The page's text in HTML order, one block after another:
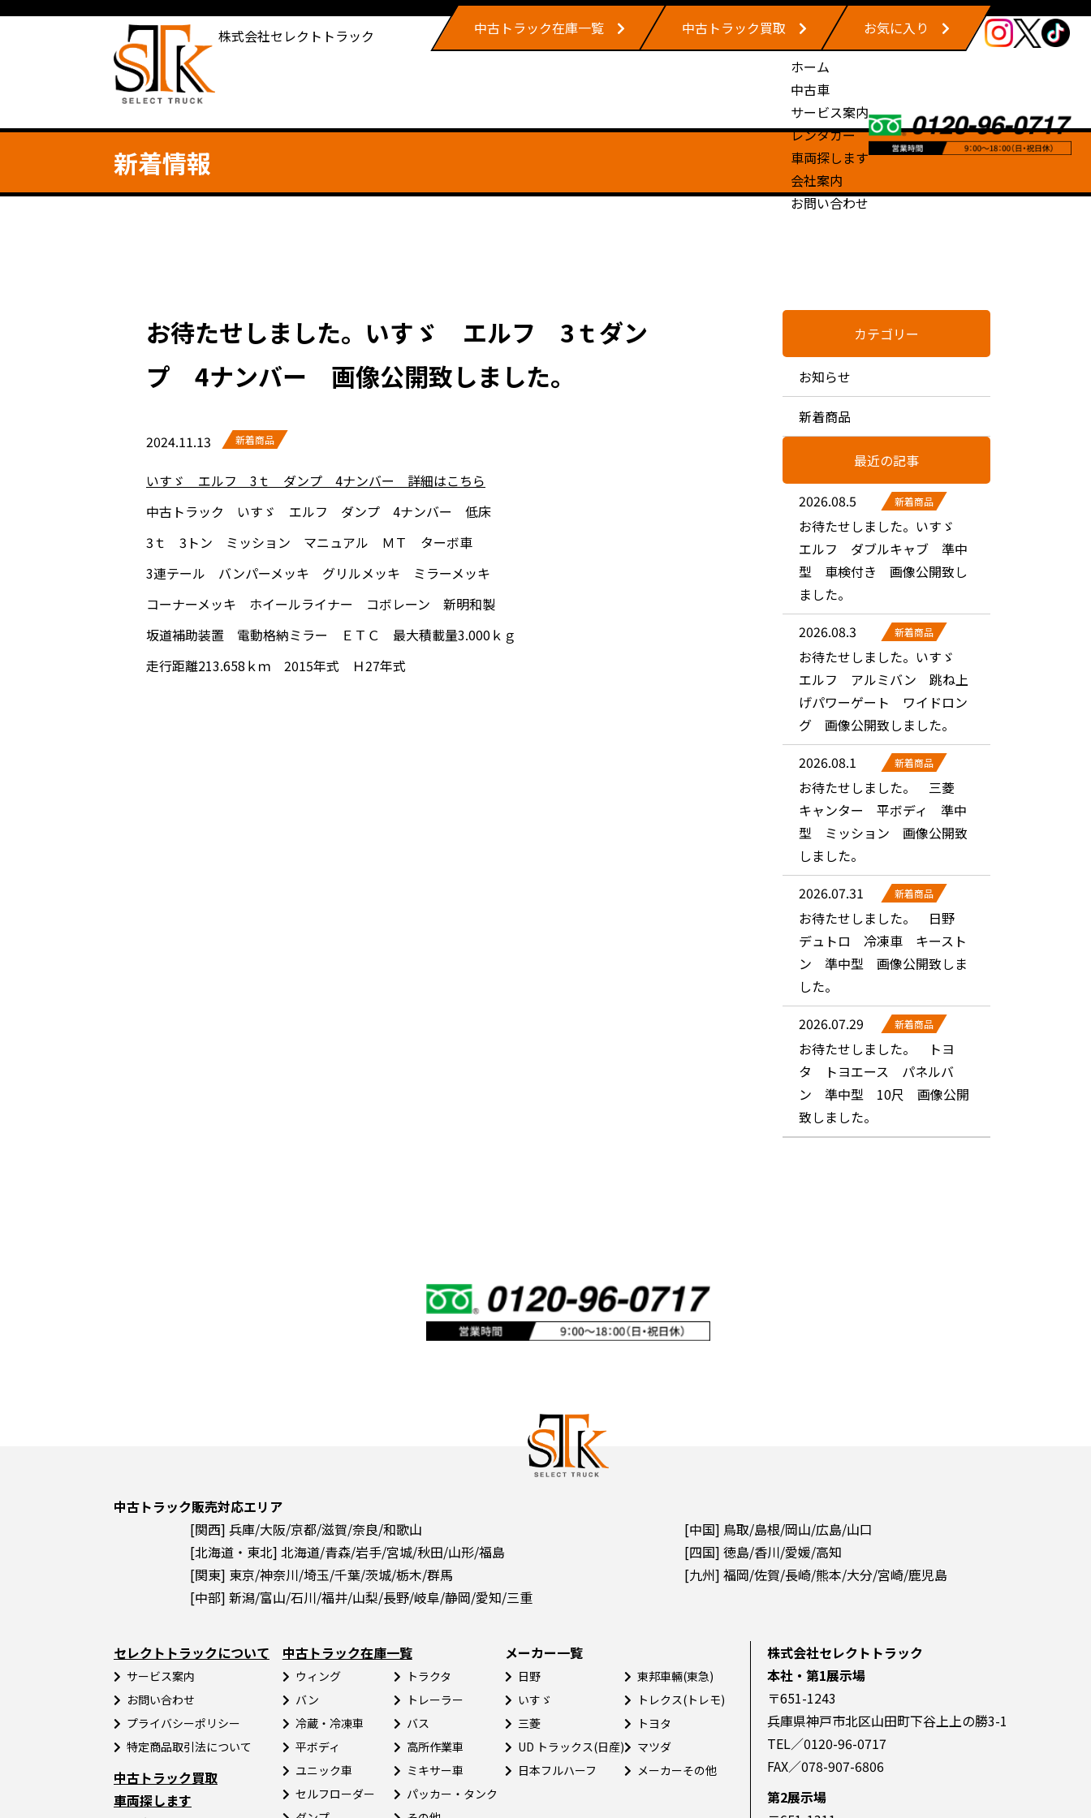
株式会社セレクトトラック 中古トラック在庫一覧 中古トラック買取
お気に入り
ホーム
中古車
サービス案内
レンタカー
車両探します
会社案内
お問い合わせ
新着情報
お待たせしました。いすゞ エルフ 3ｔダン
プ 4ナンバー 画像公開致しました。
2024.11.13 新着商品
いすゞ エルフ 3ｔ ダンプ 4ナンバー 詳細はこちら
中古トラック いすゞ エルフ ダンプ 4ナンバー 低床
3ｔ 3トン ミッション マニュアル ＭＴ ターボ車
3連テール バンパーメッキ グリルメッキ ミラーメッキ
コーナーメッキ ホイールライナー コボレーン 新明和製
坂道補助装置 電動格納ミラー ＥＴＣ 最大積載量3.000ｋｇ
走行距離213.658ｋｍ 2015年式 Ｈ27年式
カテゴリー
お知らせ
新着商品
最近の記事
2026.08.5 新着商品
お待たせしました。いすゞ
エルフ ダブルキャブ 準中
型 車検付き 画像公開致し
ました。
2026.08.3
新着商品
お待たせしました。いすゞ
エルフ アルミバン 跳ね上
げパワーゲート ワイドロン
グ 画像公開致しました。
2026.08.1
新着商品
お待たせしました。 三菱
キャンター 平ボディ 準中
型 ミッション 画像公開致
しました。
2026.07.31
新着商品
お待たせしました。 日野
デュトロ 冷凍車 キースト
ン 準中型 画像公開致しま
した。
2026.07.29
新着商品
お待たせしました。 トヨ
タ トヨエース パネルバ
ン 準中型 10尺 画像公開
致しました。
中古トラック販売対応エリア
[関西] 兵庫/大阪/京都/滋賀/奈良/和歌山
[北海道・東北] 北海道/青森/岩手/宮城/秋田/山形/福島
[関東] 東京/神奈川/埼玉/千葉/茨城/栃木/群馬
[中部] 新潟/富山/石川/福井/山梨/長野/岐阜/静岡/愛知/三重
[中国] 鳥取/島根/岡山/広島/山口
[四国] 徳島/香川/愛媛/高知
[九州] 福岡/佐賀/長崎/熊本/大分/宮崎/鹿児島
セレクトトラックについて
サービス案内
お問い合わせ
プライバシーポリシー
特定商品取引法について
中古トラック買取
車両探します
中古トラック在庫一覧
ウィング
バン
冷蔵・冷凍車
平ボディ
ユニック車
セルフローダー
トラクタ
トレーラー
バス
高所作業車
ミキサー車
パッカー・タンク
メーカー一覧
日野
いすゞ
三菱
UD トラックス(日産)
日本フルハーフ
東邦車輛(東急)
トレクス(トレモ)
トヨタ
マツダ
メーカーその他
株式会社セレクトトラック
本社・第1展示場
〒651-1243
兵庫県神戸市北区山田町下谷上上の勝3-1
TEL／0120-96-0717
FAX／078-907-6806
第2展示場